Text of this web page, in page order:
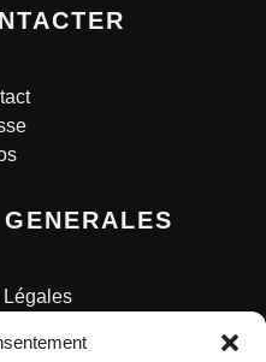
Légales
données personnelles